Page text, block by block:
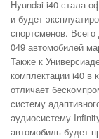
Hyundai i40 стала
и будет
спортсменов. Всего
049 автомобилей
Также к
комплектации i40
отличает
систему
аудиосистему
автомобиль будет